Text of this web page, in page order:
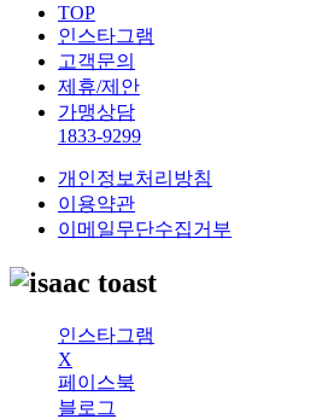
TOP
인스타그램
고객문의
제휴/제안
가맹상담
1833-9299
개인정보처리방침
이용약관
이메일무단수집거부
인스타그램
X
페이스북
블로그